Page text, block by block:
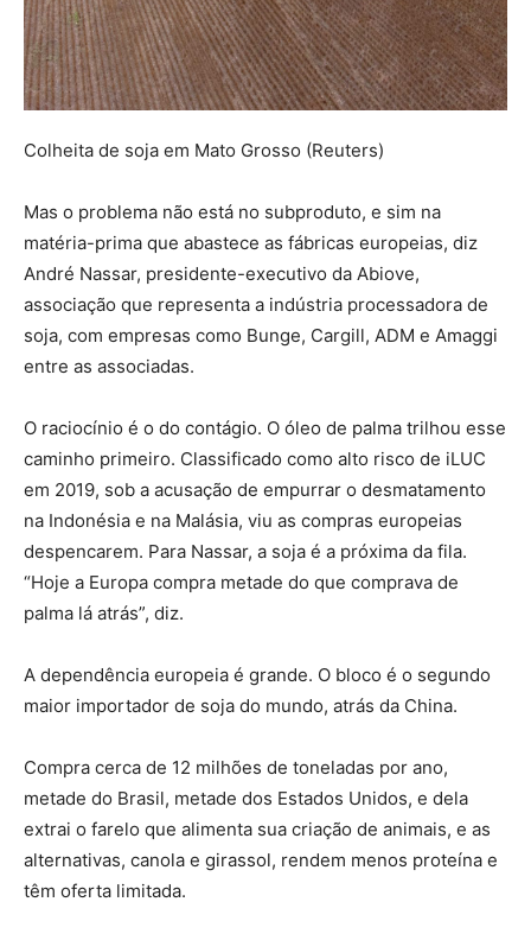
Colheita de soja em Mato Grosso (Reuters)
Mas o problema não está no subproduto, e sim na
matéria-prima que abastece as fábricas europeias, diz
André Nassar, presidente-executivo da Abiove,
associação que representa a indústria processadora de
soja, com empresas como Bunge, Cargill, ADM e Amaggi
entre as associadas.
O raciocínio é o do contágio. O óleo de palma trilhou esse
caminho primeiro. Classificado como alto risco de iLUC
em 2019, sob a acusação de empurrar o desmatamento
na Indonésia e na Malásia, viu as compras europeias
despencarem. Para Nassar, a soja é a próxima da fila.
“Hoje a Europa compra metade do que comprava de
palma lá atrás”, diz.
A dependência europeia é grande. O bloco é o segundo
maior importador de soja do mundo, atrás da China.
Compra cerca de 12 milhões de toneladas por ano,
metade do Brasil, metade dos Estados Unidos, e dela
extrai o farelo que alimenta sua criação de animais, e as
alternativas, canola e girassol, rendem menos proteína e
têm oferta limitada.